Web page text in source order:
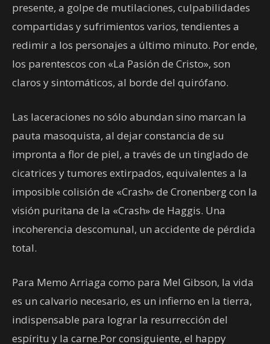
presente, a golpe de mutilaciones, culpabilidades
compartidas y sufrimientos varios, tendientes a
redimir a los personajes a último minuto. Por ende,
los parentescos con «La Pasión de Cristo», son
claros y sintomáticos, al borde del quirófano.
Las laceraciones no sólo abundan sino marcan la
pauta masoquista, al dejar constancia de su
impronta a flor de piel, a través de un tinglado de
cicatrices y tumores extirpados, equivalentes a la
imposible colisión de «Crash» de Cronenberg con la
visión puritana de la «Crash» de Haggis. Una
incoherencia descomunal, un accidente de pérdida
total.
Para Memo Arriaga como para Mel Gibson, la vida
es un calvario necesario, es un infierno en la tierra,
indispensable para lograr la resurrección del
espíritu y la carne.Por consiguiente, el happy